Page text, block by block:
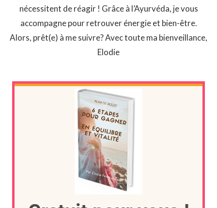
nécessitent de réagir ! Grâce à l’Ayurvéda, je vous
accompagne pour retrouver énergie et bien-être.
Alors, prêt(e) à me suivre? Avec toute ma bienveillance,
Elodie